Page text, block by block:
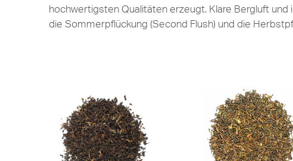
hochwertigsten Qualitäten erzeugt. Klare Bergluft
die Sommerpflückung (Second Flush) und die